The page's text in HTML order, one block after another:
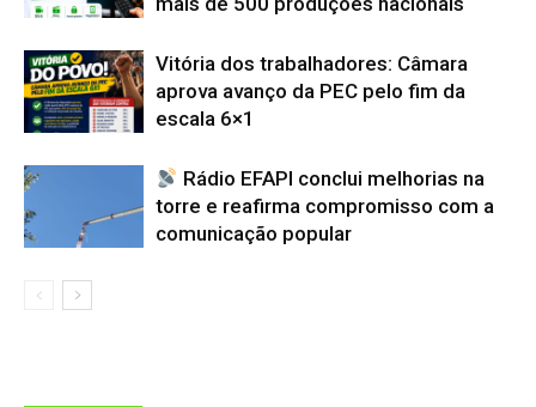
Vitória dos trabalhadores: Câmara
aprova avanço da PEC pelo fim da
escala 6×1
Rádio EFAPI conclui melhorias na
torre e reafirma compromisso com a
comunicação popular